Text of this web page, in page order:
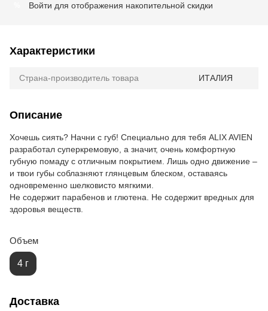
Войти для отображения накопительной скидки
Характеристики
Страна-производитель товара ИТАЛИЯ
Описание
Хочешь сиять? Начни с губ! Специально для тебя ALIX AVIEN
разработал суперкремовую, а значит, очень комфортную
губную помаду с отличным покрытием. Лишь одно движение –
и твои губы соблазняют глянцевым блеском, оставаясь
одновременно шелковисто мягкими.
Не содержит парабенов и глютена. Не содержит вредных для
здоровья веществ.
Объем
4 г
Доставка